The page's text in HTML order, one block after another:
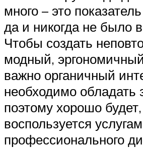
много – это
да и никогда не было
Чтобы создать
модный,
важно органичный
необходимо обладать
поэтому хорошо
воспользуется
профессионального